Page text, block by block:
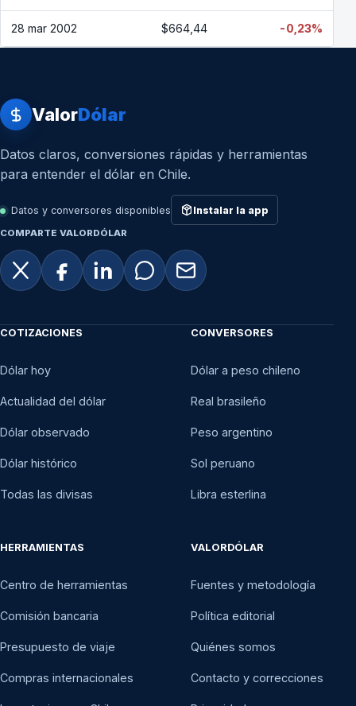
28 mar 2002 $664,44 -0,23%
ValorDólar
Datos claros, conversiones rápidas y herramientas
para entender el dólar en Chile.
Datos y conversores disponibles Instalar la app
COMPARTE VALORDÓLAR
COTIZACIONES
Dólar hoy
Actualidad del dólar
Dólar observado
Dólar histórico
Todas las divisas
CONVERSORES
Dólar a peso chileno
Real brasileño
Peso argentino
Sol peruano
Libra esterlina
HERRAMIENTAS
Centro de herramientas
Comisión bancaria
Presupuesto de viaje
Compras internacionales
VALORDÓLAR
Fuentes y metodología
Política editorial
Quiénes somos
Contacto y correcciones